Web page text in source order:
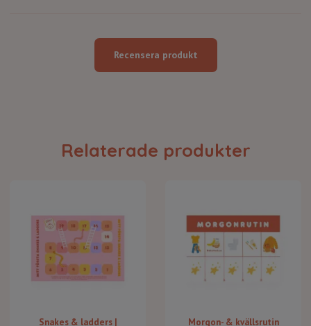
Recensera produkt
Relaterade produkter
Snakes & ladders |
Morgon- & kvällsrutin